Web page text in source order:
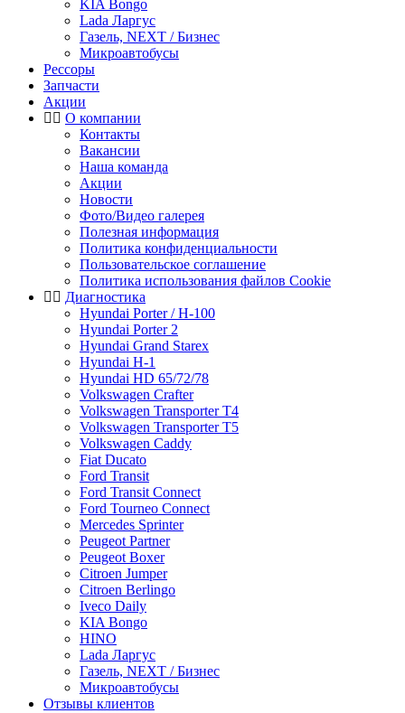
KIA Bongo
Lada Ларгус
Газель, NEXT / Бизнес
Микроавтобусы
Рессоры
Запчасти
Акции
О компании
Контакты
Вакансии
Наша команда
Акции
Новости
Фото/Видео галерея
Полезная информация
Политика конфиденциальности
Пользовательское соглашение
Политика использования файлов Cookie
Диагностика
Hyundai Porter / H-100
Hyundai Porter 2
Hyundai Grand Starex
Hyundai H-1
Hyundai HD 65/72/78
Volkswagen Crafter
Volkswagen Transporter T4
Volkswagen Transporter T5
Volkswagen Caddy
Fiat Ducato
Ford Transit
Ford Transit Connect
Ford Tourneo Connect
Mercedes Sprinter
Peugeot Partner
Peugeot Boxer
Citroen Jumper
Citroen Berlingo
Iveco Daily
KIA Bongo
HINO
Lada Ларгус
Газель, NEXT / Бизнес
Микроавтобусы
Отзывы клиентов